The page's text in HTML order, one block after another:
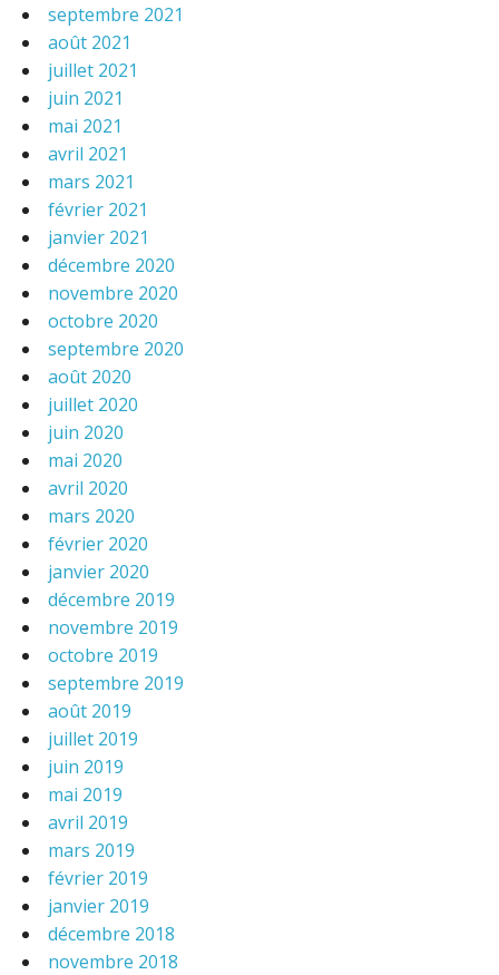
septembre 2021
août 2021
juillet 2021
juin 2021
mai 2021
avril 2021
mars 2021
février 2021
janvier 2021
décembre 2020
novembre 2020
octobre 2020
septembre 2020
août 2020
juillet 2020
juin 2020
mai 2020
avril 2020
mars 2020
février 2020
janvier 2020
décembre 2019
novembre 2019
octobre 2019
septembre 2019
août 2019
juillet 2019
juin 2019
mai 2019
avril 2019
mars 2019
février 2019
janvier 2019
décembre 2018
novembre 2018